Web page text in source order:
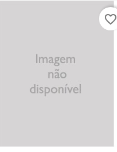
favorite_border